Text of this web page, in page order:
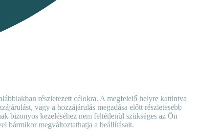
részletezett célokra. A megfelelő helyre kattintva
vagy a hozzájárulás megadása előtt részletesebb
bizonyos kezeléséhez nem feltétlenül szükséges az Ön
bármikor megváltoztathatja a beállításait.